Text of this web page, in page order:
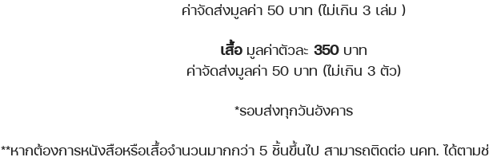
ค่าจัดส่งมูลค่า 50 บาท (ไม่เกิน 3 เล่ม )
เสื้อ มูลค่าตัวละ 350 บาท
ค่าจัดส่งมูลค่า 50 บาท (ไม่เกิน 3 ตัว)
*รอบส่งทุกวันอังคาร
**หากต้องการหนังสือหรือเสื้อจำนวนมากกว่า 5 ชิ้นขึ้นไป สามารถติดต่อ นคท. ได้ตาม